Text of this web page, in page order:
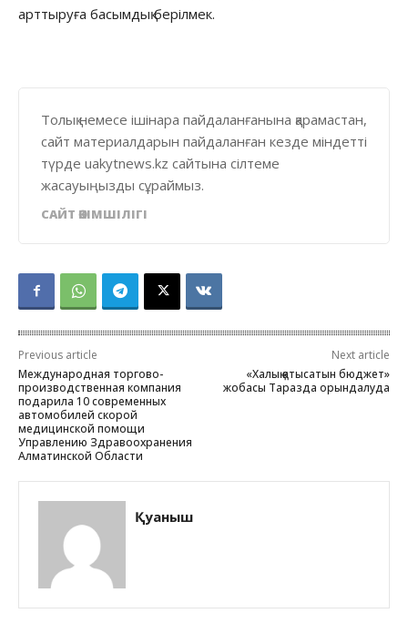
арттыруға басымдық берілмек.
Толық немесе ішінара пайдаланғанына қарамастан,
сайт материалдарын пайдаланған кезде міндетті
түрде uakytnews.kz сайтына сілтеме
жасауыңызды сұраймыз.
САЙТ ӘКІМШІЛІГІ
Previous article
Международная торгово-
производственная компания
подарила 10 современных
автомобилей скорой
медицинской помощи
Управлению Здравоохранения
Алматинской Области
Next article
«Халық қатысатын бюджет»
жобасы Таразда орындалуда
Қуаныш